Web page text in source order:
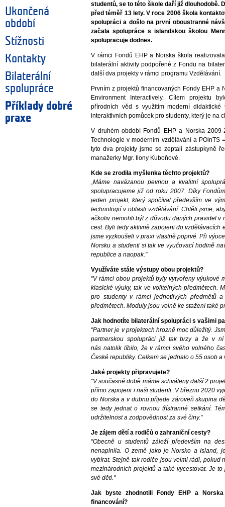
Ukončená
období
Stížnosti
Kontakty
Bilaterální
spolupráce
Příklady dobré
praxe
studentů, se to této škole daří již dlouhodobě.
před téměř 13 lety. V roce 2006 škola
spolupráci a došlo na první oboustranné
začala spolupráce s islandskou školou
spolupracuje dodnes.
V rámci Fondů EHP a Norska škola
bilaterální aktivity podpořené z Fondu na
další dva projekty v rámci programu Vzdělávání.
Prvním z projektů financovaných Fondy EHP a
Environment Interactively. Cílem projektu
přírodních věd s využitím moderní
interaktivních pomůcek pro studenty, který je na
V druhém období Fondů EHP a Norska
Technologie v moderním vzdělávání a POinTS
tyto dva projekty jsme se zeptali zástupkyně
manažerky Mgr. Ilony Kuboňové.
Kde se zrodila myšlenka těchto projektů?
„Máme navázanou pevnou a kvalitní
spolupracujeme již od roku 2007. Díky
jeden projekt, který spočíval především ve
technologií v oblasti vzdělávání. Chtěli jsme,
ačkoliv nemohli být z důvodu daných pravidel v
cest. Byli tedy aktivně zapojeni do vzdělávacích
jsme vyzkoušeli v praxi vlastně poprvé. Při
Norsku a studenti si tak ve vyučovací hodině
republice a naopak."
Využíváte stále výstupy obou projektů?
"V rámci obou projektů byly vytvořeny výukové
klasické výuky, tak ve volitelných předmětech.
pro studenty v rámci jednotlivých předmětů
předmětech. Moduly jsou volně ke stažení také
Jak hodnotíte bilaterální spolupráci s vašimi
"Partner je v projektech hrozně moc důležitý.
partnerskou spolupráci již tak brzy a že v
nás natolik líbilo, že v rámci svého volného
České republiky. Celkem se jednalo o 55 osob
Jaké projekty připravujete?
"V současné době máme schváleny další 2
přímo zapojeni i naši studenti. V březnu 2020
do Norska a v dubnu přijede zároveň skupina
se tedy jednat o rovnou třístranné setkání.
udržitelnost a zodpovědnost za své činy."
Je zájem dětí a rodičů o zahraniční cesty?
"Obecně u studentů záleží především na
nenaplnila. O země jako je Norsko a Island,
vybírat. Stejně tak rodiče jsou velmi rádi, pokud
mezinárodních projektů a také vycestovat. Je
své děti."
Jak byste zhodnotili Fondy EHP a
financování?